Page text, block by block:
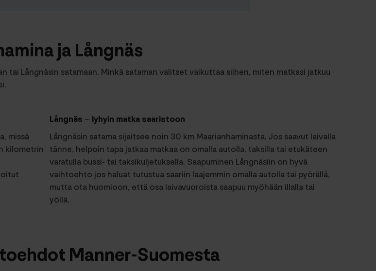
ja Långnäs
tai Långnäsin satamaan. Minkä sataman valitset vaikuttaa siihen, miten matkasi jatkuu
missä
kilometrin
Långnäs – lyhyin matka saaristoon
Långnäsin satama sijaitsee noin 30 km Maarianhaminasta. Jos saavut laivalla
tänne, helpoin tapa jatkaa matkaa on omalla autolla, taksilla tai etukäteen
varatulla bussi- tai taksikuljetuksella. Saapuminen Långnäsiin on hyvä
vaihtoehto jos haluat tutustua saariin laajemmin omalla autolla tai pyörällä,
mutta ota huomioon, että osa laivavuoroista saapuu myöhään illalla tai
yöllä.
Manner-Suomesta